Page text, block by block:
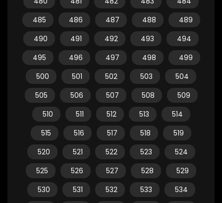
485
486 487 488
489
490
491 492 493
494
495
496 497 498
499
500
501 502 503
504
505
506 507 508
509
510
511 512 513
514
515
516 517 518
519
520
521 522 523
524
525
526 527 528
529
530
531 532 533
534